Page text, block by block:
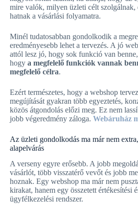
mire valók, milyen üzleti célt szolgálnak,
hatnak a vásárlási folyamatra.
Minél tudatosabban gondolkodik a
eredményesebb lehet a tervezés. A jó
attól lesz jó, hogy sok funkció van
hogy a megfelelő funkciók vannak
megfelelő célra.
Ezért természetes, hogy a webshop
megújítását gyakran több egyeztetés,
közös átgondolás előzi meg. Ez nem
jobb végeredmény záloga. Webáruház
Az üzleti gondolkodás ma már nem
alapelvárás
A verseny egyre erősebb. A jobb
vásárlót, több visszatérő vevőt és jobb
hoznak. Egy webshop ma már nem
kirakat, hanem egy összetett értékesítési
ügyfélkezelési rendszer.